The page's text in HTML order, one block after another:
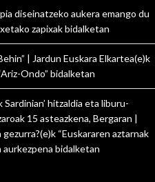
diseinatzeko aukera emango du
zapixakbidalketan
| Jardun Euskara Elkartea(e)k
Ondo” bidalketan
Sardinian’ hitzaldia eta liburu-
15 asteazkena, Bergaran |
gezurra?(e)k “Euskararen aztarnak
aurkezpena bidalketan